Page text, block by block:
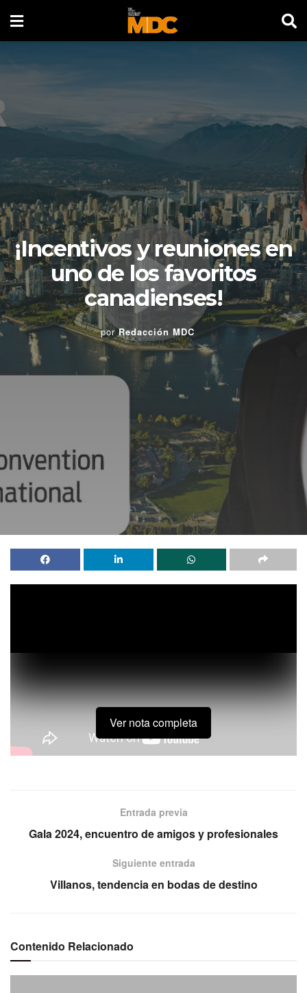
¡Incentivos y reuniones en
uno de los favoritos
canadienses!
por Redacción MDC
Ver nota completa
Entrada previa
Gala 2024, encuentro de amigos y profesionales
Siguiente entrada
Villanos, tendencia en bodas de destino
Contenido Relacionado